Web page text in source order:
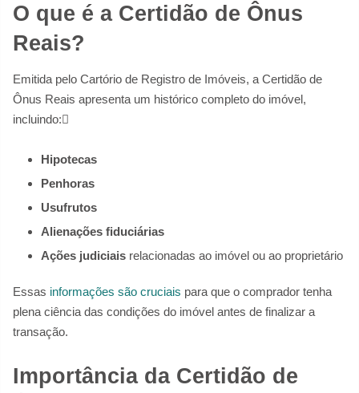
O que é a Certidão de Ônus
Reais?
Emitida pelo Cartório de Registro de Imóveis, a Certidão de
Ônus Reais apresenta um histórico completo do imóvel,
incluindo:
Hipotecas
Penhoras
Usufrutos
Alienações fiduciárias
Ações judiciais relacionadas ao imóvel ou ao proprietário
Essas informações são cruciais para que o comprador tenha
plena ciência das condições do imóvel antes de finalizar a
transação.
Importância da Certidão de